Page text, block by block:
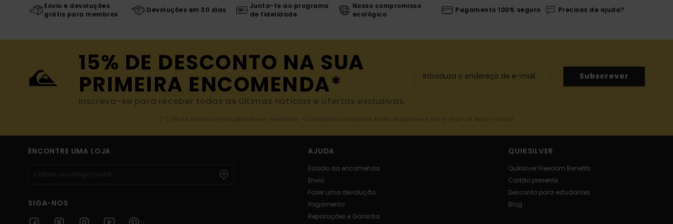
Envio e devoluções
grátis para membros
Devoluções em 30 dias
Junta-te ao programa
de fidelidade
Nosso compromisso
ecológico
Pagamento 100% seguro Precisas de ajuda?
15% DE DESCONTO NA SUA
PRIMEIRA ENCOMENDA*
Inscreva-se para receber todas as últimas notícias e ofertas exclusivas.
Subscrever
(*) Oferta válida online para novos membros - Condições completas estão disponíveis em e-mail de boas-vindas
ENCONTRE UMA LOJA
SIGA-NOS
AJUDA
Estado da encomenda
Envio
Fazer uma devolução
Pagamento
Reparações e Garantia
QUIKSILVER
Quiksilver Freedom Benefits
Cartão presente
Desconto para estudantes
Blog